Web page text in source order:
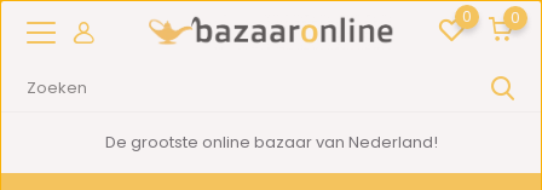
0 0
De grootste online bazaar van Nederland!